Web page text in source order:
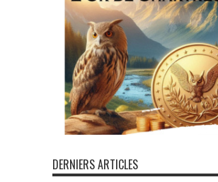
DERNIERS ARTICLES